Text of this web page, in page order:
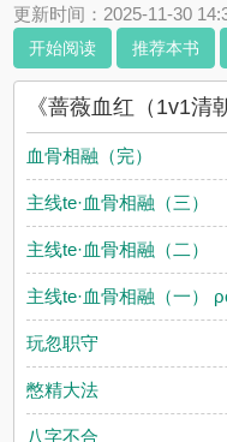
抓住了他的阳根，她兴奋道
她的手要把她...
更新时间：2025-11-30
开始阅读 推荐本书
《蔷薇血红（1v1清
血骨相融（完）
主线te·血骨相融（三）
主线te·血骨相融（二）
主线te·血骨相融（一）
玩忽职守
憋精大法
八字不合